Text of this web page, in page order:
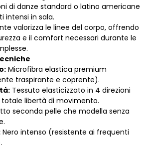
di danze standard o latino americane
intensi in sala.
valorizza le linee del corpo, offrendo
e il comfort necessari durante le
Microfibra elastica premium
traspirante e coprente).
Tessuto elasticizzato in 4 direzioni
libertà di movimento.
seconda pelle che modella senza
Nero intenso (resistente ai frequenti